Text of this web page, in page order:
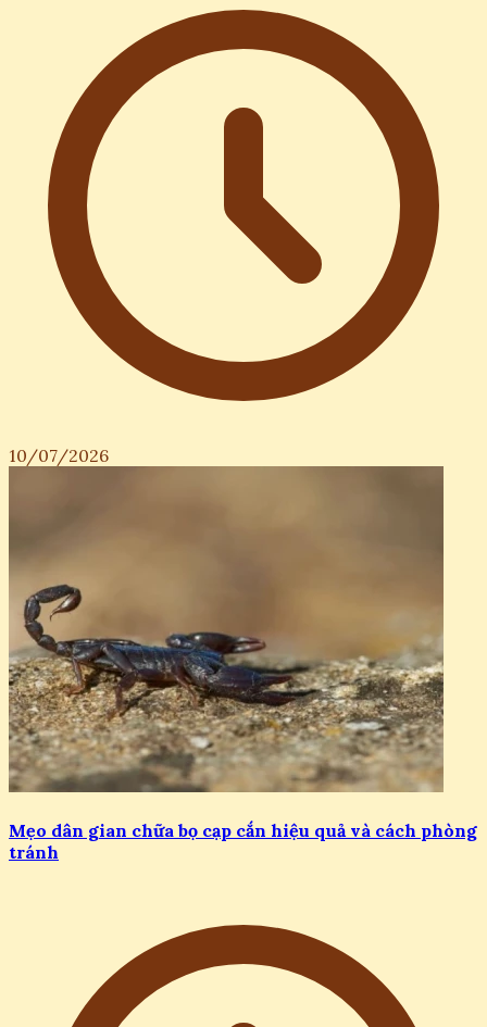
10/07/2026
Mẹo dân gian chữa bọ cạp cắn hiệu quả và cách phòng
tránh